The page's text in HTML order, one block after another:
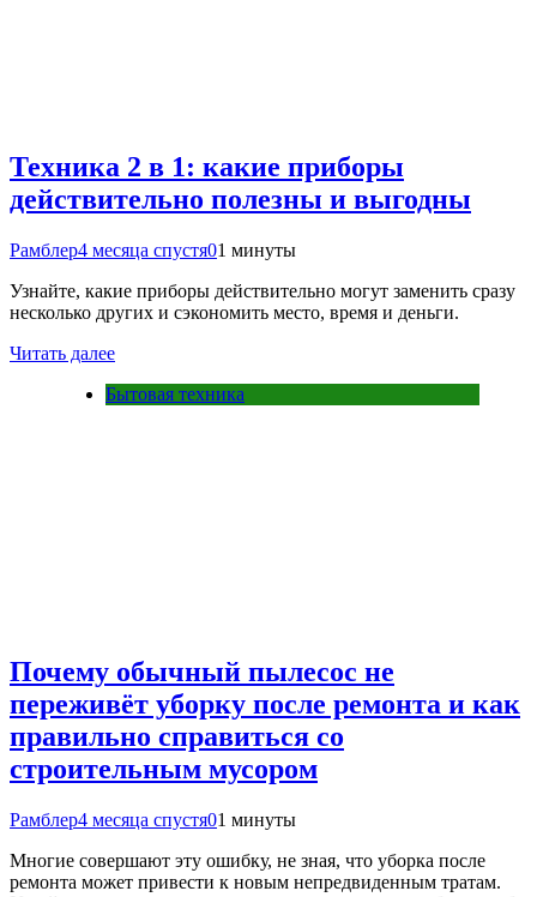
Техника 2 в 1: какие приборы
действительно полезны и выгодны
Рамблер4 месяца спустя01 минуты
Узнайте, какие приборы действительно могут заменить сразу
несколько других и сэкономить место, время и деньги.
Читать далее
Бытовая техника
Почему обычный пылесос не
переживёт уборку после ремонта и как
правильно справиться со
строительным мусором
Рамблер4 месяца спустя01 минуты
Многие совершают эту ошибку, не зная, что уборка после
ремонта может привести к новым непредвиденным тратам.